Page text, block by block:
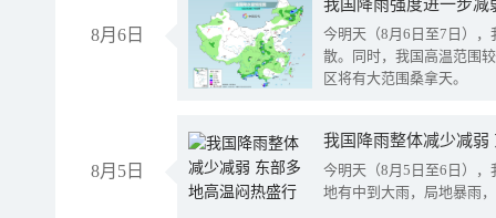
8月6日
今明天（8月6日至7日）
散。同时，我国高温范围
区将有大范围桑拿天。
8月5日
我国降雨整体减少减弱
今明天（8月5日至6日）
地有中到大雨，局地暴雨